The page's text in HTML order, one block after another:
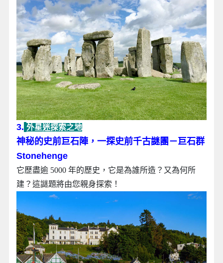
3. 外星迷探索之地
神秘的史前巨石陣，一探史前千古謎團‎－巨石群
Stonehenge
它歷盡逾 5000 年的歷史，它是為誰所造？又為何所
建？這謎題將由您親身探索！